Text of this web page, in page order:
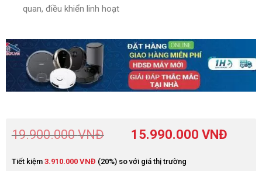
quan, điều khiển linh hoạt
19.900.000VNĐ 15.990.000 VNĐ
Tiết kiệm 3.910.000 VNĐ (20%) so với giá thị trường